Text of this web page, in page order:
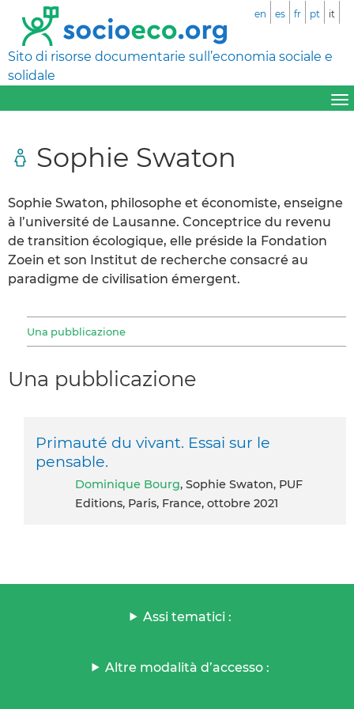
Sito di risorse documentarie sull’economia sociale e
solidale
en es fr pt it
Sophie Swaton
Sophie Swaton, philosophe et économiste, enseigne
à l’université de Lausanne. Conceptrice du revenu
de transition écologique, elle préside la Fondation
Zoein et son Institut de recherche consacré au
paradigme de civilisation émergent.
Una pubblicazione
Una pubblicazione
Primauté du vivant. Essai sur le
pensable.
Dominique Bourg, Sophie Swaton, PUF
Editions, Paris, France, ottobre 2021
Assi tematici :
Altre modalità d’accesso :